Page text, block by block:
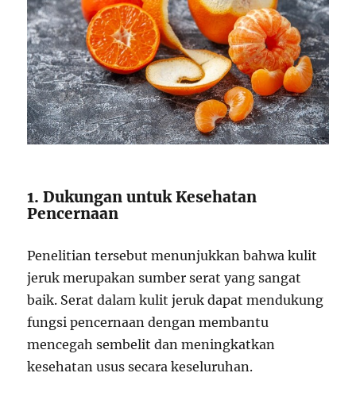
1. Dukungan untuk Kesehatan
Pencernaan
Penelitian tersebut menunjukkan bahwa kulit
jeruk merupakan sumber serat yang sangat
baik. Serat dalam kulit jeruk dapat mendukung
fungsi pencernaan dengan membantu
mencegah sembelit dan meningkatkan
kesehatan usus secara keseluruhan.